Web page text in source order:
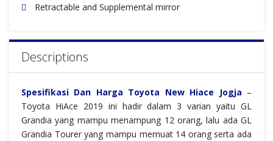
Retractable and Supplemental mirror
Descriptions
Spesifikasi Dan Harga Toyota New Hiace Jogja –
Toyota HiAce 2019 ini hadir dalam 3 varian yaitu GL
Grandia yang mampu menampung 12 orang, lalu ada GL
Grandia Tourer yang mampu memuat 14 orang serta ada